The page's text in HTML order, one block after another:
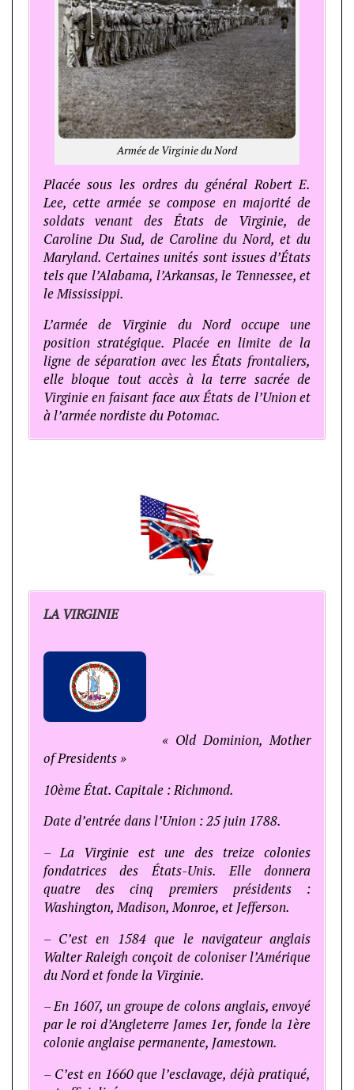
Armée de Virginie du Nord
Placée sous les ordres du général Robert E.
Lee, cette armée se compose en majorité de
soldats venant des États de Virginie, de
Caroline Du Sud, de Caroline du Nord, et du
Maryland. Certaines unités sont issues d’États
tels que l’Alabama, l’Arkansas, le Tennessee, et
le Mississippi.
L’armée de Virginie du Nord occupe une
position stratégique. Placée en limite de la
ligne de séparation avec les États frontaliers,
elle bloque tout accès à la terre sacrée de
Virginie en faisant face aux États de l’Union et
à l’armée nordiste du Potomac.
LA VIRGINIE
« Old Dominion, Mother
of Presidents »
10ème État. Capitale : Richmond.
Date d’entrée dans l’Union : 25 juin 1788.
– La Virginie est une des treize colonies
fondatrices des États-Unis. Elle donnera
quatre des cinq premiers présidents :
Washington, Madison, Monroe, et Jefferson.
– C’est en 1584 que le navigateur anglais
Walter Raleigh conçoit de coloniser l’Amérique
du Nord et fonde la Virginie.
– En 1607, un groupe de colons anglais, envoyé
par le roi d’Angleterre James 1er, fonde la 1ère
colonie anglaise permanente, Jamestown.
– C’est en 1660 que l’esclavage, déjà pratiqué,